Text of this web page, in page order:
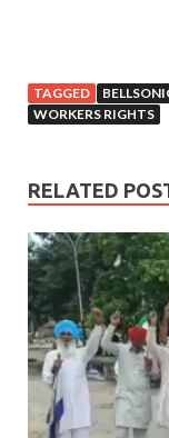
TAGGED
WORKERS RIGHTS
RELATED